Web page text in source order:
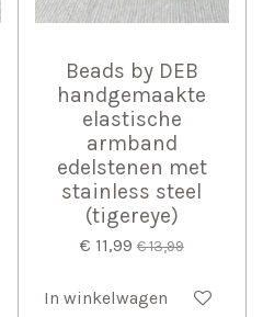
Beads by DEB
handgemaakte
elastische
armband
edelstenen met
stainless steel
(tigereye)
€ 11,99 € 13,99
In winkelwagen